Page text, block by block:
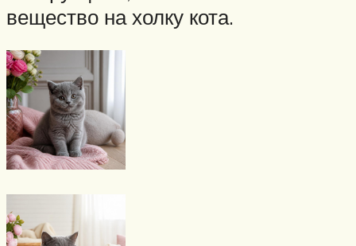
вещество на холку кота.